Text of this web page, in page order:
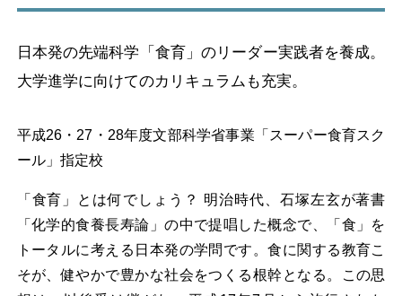
日本発の先端科学「食育」のリーダー実践者を養成。
大学進学に向けてのカリキュラムも充実。
平成26・27・28年度文部科学省事業「スーパー食育スク
ール」指定校
「食育」とは何でしょう？
明治時代、石塚左玄が著書
「化学的食養長寿論」の中で提唱した概念で、「食」を
トータルに考える日本発の学問です。食に関する教育こ
そが、健やかで豊かな社会をつくる根幹となる。この思